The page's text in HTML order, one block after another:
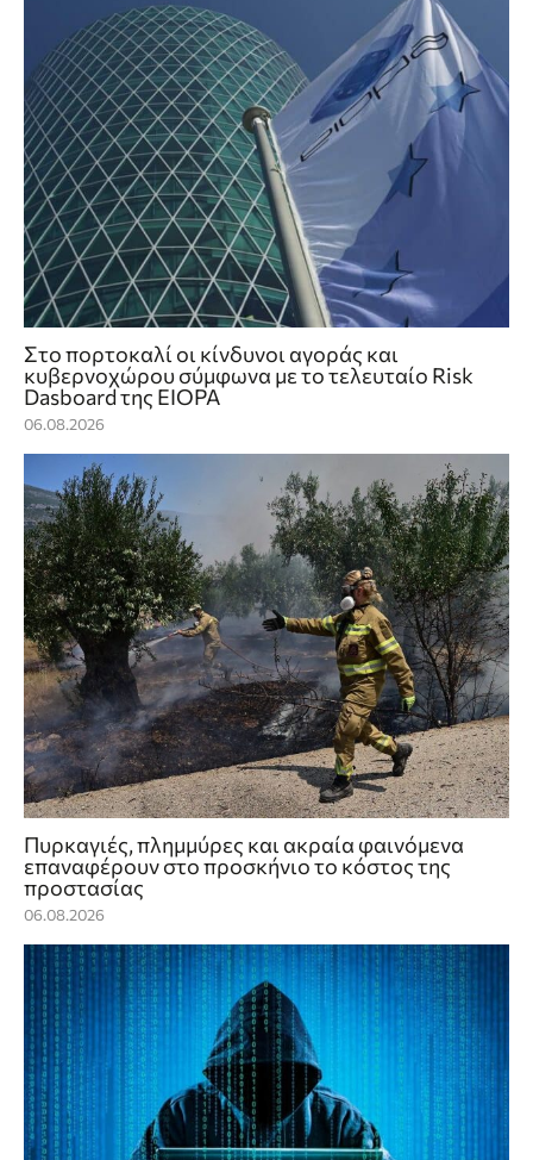
Στο πορτοκαλί οι κίνδυνοι αγοράς και
κυβερνοχώρου σύμφωνα με το τελευταίο Risk
Dasboard της EIOPA
06.08.2026
Πυρκαγιές, πλημμύρες και ακραία φαινόμενα
επαναφέρουν στο προσκήνιο το κόστος της
προστασίας
06.08.2026